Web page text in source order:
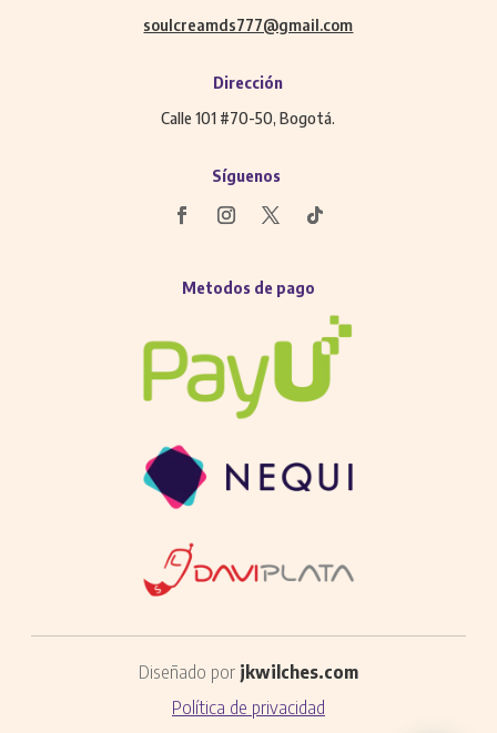
soulcreamds777@gmail.com
Dirección
Calle 101 #70-50, Bogotá.
Síguenos
Metodos de pago
Diseñado por jkwilches.com
Política de privacidad